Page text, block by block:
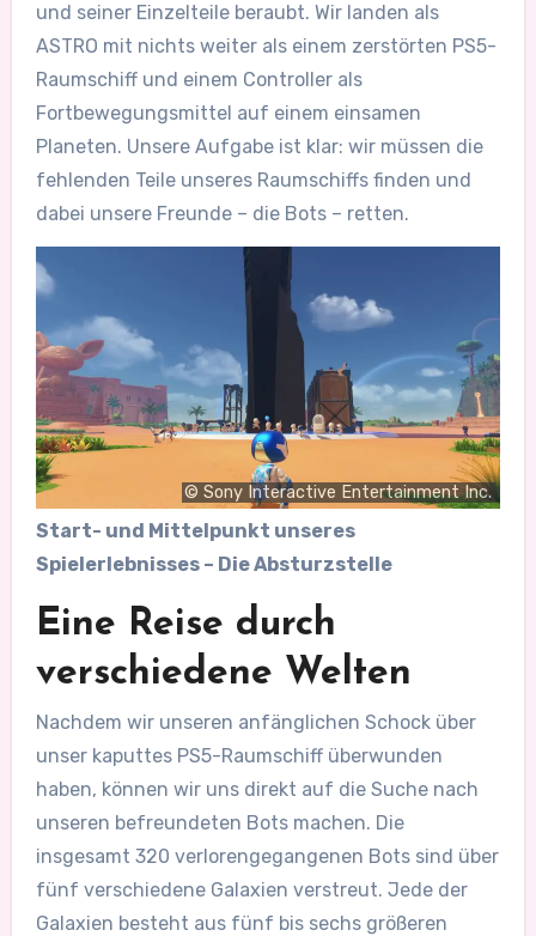
und seiner Einzelteile beraubt. Wir landen als
ASTRO mit nichts weiter als einem zerstörten PS5-
Raumschiff und einem Controller als
Fortbewegungsmittel auf einem einsamen
Planeten. Unsere Aufgabe ist klar: wir müssen die
fehlenden Teile unseres Raumschiffs finden und
dabei unsere Freunde – die Bots – retten.
© Sony Interactive Entertainment Inc.
Start- und Mittelpunkt unseres
Spielerlebnisses – Die Absturzstelle
Eine Reise durch
verschiedene Welten
Nachdem wir unseren anfänglichen Schock über
unser kaputtes PS5-Raumschiff überwunden
haben, können wir uns direkt auf die Suche nach
unseren befreundeten Bots machen. Die
insgesamt 320 verlorengegangenen Bots sind über
fünf verschiedene Galaxien verstreut. Jede der
Galaxien besteht aus fünf bis sechs größeren